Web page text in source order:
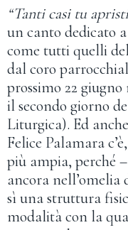
“Tanti casi tu
un canto dedicato
come tutti quelli
dal coro
prossimo 22
il secondo giorno
Liturgica). Ed
Felice Palamara
più ampia, perché
ancora nell’omelia
sì una struttura
modalità con la